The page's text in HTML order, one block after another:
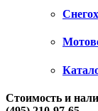
Стоимость и